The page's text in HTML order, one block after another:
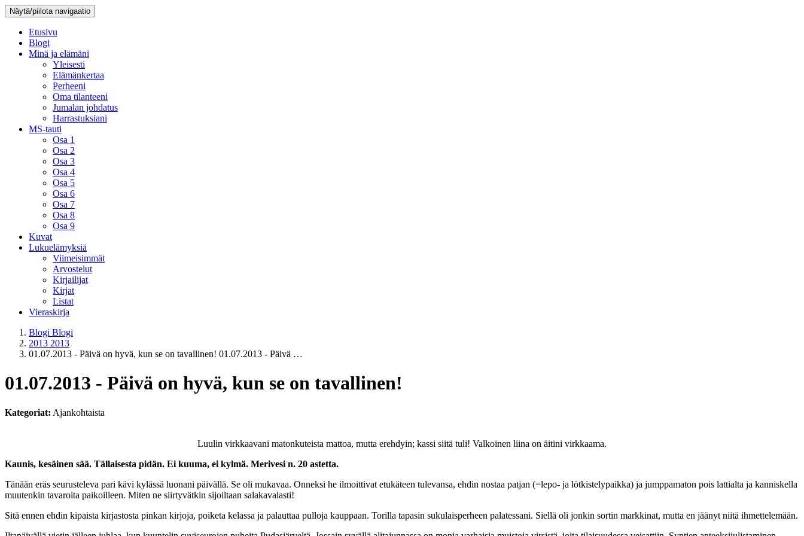
Näytä/piilota navigaatio
Etusivu
Blogi
Minä ja elämäni
Yleisesti
Elämänkertaa
Perheeni
Oma tilanteeni
Jumalan johdatus
Harrastuksiani
MS-tauti
Osa 1
Osa 2
Osa 3
Osa 4
Osa 5
Osa 6
Osa 7
Osa 8
Osa 9
Kuvat
Lukuelämyksiä
Viimeisimmät
Arvostelut
Kirjailijat
Kirjat
Listat
Vieraskirja
Blogi Blogi
2013 2013
01.07.2013 - Päivä on hyvä, kun se on tavallinen! 01.07.2013 - Päivä …
01.07.2013 - Päivä on hyvä, kun se on tavallinen!
Kategoriat: Ajankohtaista
Luulin virkkaavani matonkuteista mattoa, mutta erehdyin; kassi siitä tuli! Valkoinen liina on äitini virkkaama.
Kaunis, kesäinen sää. Tällaisesta pidän. Ei kuuma, ei kylmä. Merivesi n. 20 astetta.
Tänään eräs seurusteleva pari kävi kylässä luonani päivällä. Se oli mukavaa. Onneksi he ilmoittivat etukäteen tulevansa, ehdin nostaa patjan (=lepo- ja lötkistelypaikka) ja jumppamaton pois lattialta ja kanniskella
muutenkin tavaroita paikoilleen. Miten ne siirtyvätkin sijoiltaan salakavalasti!
Sitä ennen ehdin kipaista kirjastosta pinkan kirjoja, poiketa kelassa ja palauttaa pulloja kauppaan. Torilla tapasin sukulaisperheen palatessani. Siellä oli jonkin sortin markkinat, mutta en jäänyt niitä ihmettelemään.